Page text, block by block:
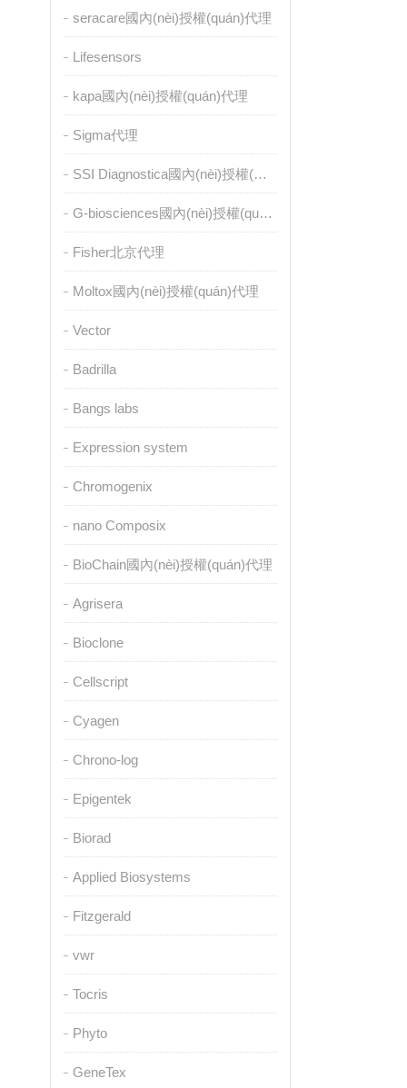
seracare國內(nèi)授權(quán)代理
Lifesensors
kapa國內(nèi)授權(quán)代理
Sigma代理
SSI Diagnostica國內(nèi)授權(quán)代理
G-biosciences國內(nèi)授權(quán)代理
Fisher北京代理
Moltox國內(nèi)授權(quán)代理
Vector
Badrilla
Bangs labs
Expression system
Chromogenix
nano Composix
BioChain國內(nèi)授權(quán)代理
Agrisera
Bioclone
Cellscript
Cyagen
Chrono-log
Epigentek
Biorad
Applied Biosystems
Fitzgerald
vwr
Tocris
Phyto
GeneTex